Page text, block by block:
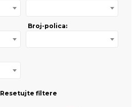
Broj-polica:
Resetujte filtere